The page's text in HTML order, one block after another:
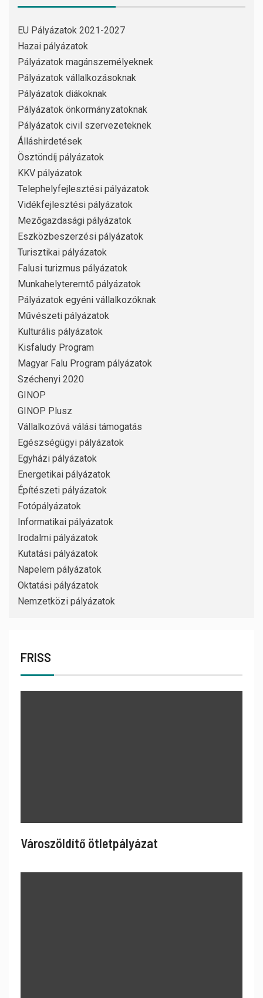
EU Pályázatok 2021-2027
Hazai pályázatok
Pályázatok magánszemélyeknek
Pályázatok vállalkozásoknak
Pályázatok diákoknak
Pályázatok önkormányzatoknak
Pályázatok civil szervezeteknek
Álláshirdetések
Ösztöndíj pályázatok
KKV pályázatok
Telephelyfejlesztési pályázatok
Vidékfejlesztési pályázatok
Mezőgazdasági pályázatok
Eszközbeszerzési pályázatok
Turisztikai pályázatok
Falusi turizmus pályázatok
Munkahelyteremtő pályázatok
Pályázatok egyéni vállalkozóknak
Művészeti pályázatok
Kulturális pályázatok
Kisfaludy Program
Magyar Falu Program pályázatok
Széchenyi 2020
GINOP
GINOP Plusz
Vállalkozóvá válási támogatás
Egészségügyi pályázatok
Egyházi pályázatok
Energetikai pályázatok
Építészeti pályázatok
Fotópályázatok
Informatikai pályázatok
Irodalmi pályázatok
Kutatási pályázatok
Napelem pályázatok
Oktatási pályázatok
Nemzetközi pályázatok
FRISS
Városzöldítő ötletpályázat